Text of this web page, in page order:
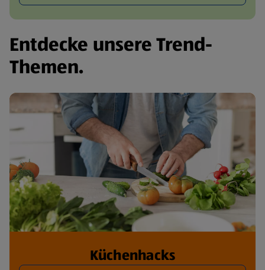
Entdecke unsere Trend-
Themen.
Küchenhacks